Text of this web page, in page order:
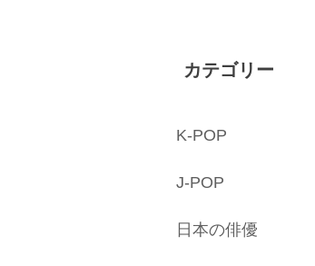
カテゴリー
K-POP
J-POP
日本の俳優